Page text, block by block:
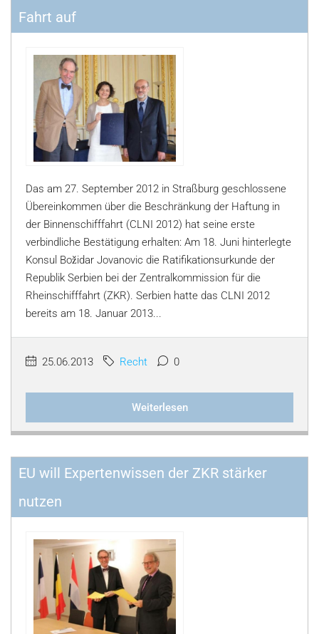
Fahrt auf
Das am 27. September 2012 in Straßburg geschlossene
Übereinkommen über die Beschränkung der Haftung in
der Binnenschifffahrt (CLNI 2012) hat seine erste
verbindliche Bestätigung erhalten: Am 18. Juni hinterlegte
Konsul Božidar Jovanovic die Ratifikationsurkunde der
Republik Serbien bei der Zentralkommission für die
Rheinschifffahrt (ZKR). Serbien hatte das CLNI 2012
bereits am 18. Januar 2013...
25.06.2013 Recht 0
Weiterlesen
EU will Expertenwissen der ZKR stärker
nutzen